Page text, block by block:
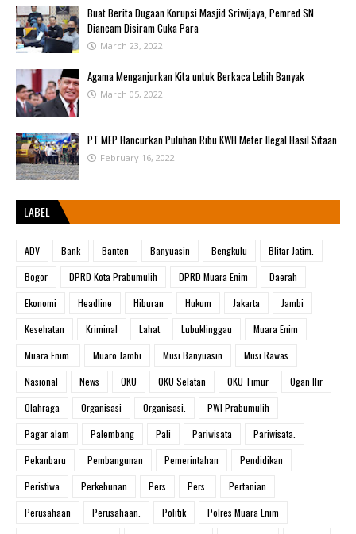
Buat Berita Dugaan Korupsi Masjid Sriwijaya, Pemred SN
Diancam Disiram Cuka Para
March 23, 2022
Agama Menganjurkan Kita untuk Berkaca Lebih Banyak
March 05, 2022
PT MEP Hancurkan Puluhan Ribu KWH Meter Ilegal Hasil Sitaan
February 16, 2022
LABEL
ADV Bank Banten Banyuasin Bengkulu
Blitar Jatim.
Bogor
DPRD Kota Prabumulih DPRD Muara Enim
Daerah
Ekonomi
Headline Hiburan Hukum Jakarta
Jambi
Kesehatan
Kriminal Lahat Lubuklinggau
Muara Enim
Muara Enim.
Muaro Jambi Musi Banyuasin
Musi Rawas
Nasional
News OKU OKU Selatan OKU Timur
Ogan Ilir
Olahraga
Organisasi Organisasi.
PWI Prabumulih
Pagar alam
Palembang Pali Pariwisata
Pariwisata.
Pekanbaru
Pembangunan Pemerintahan
Pendidikan
Peristiwa
Perkebunan Pers Pers.
Pertanian
Perusahaan
Perusahaan. Politik
Polres Muara Enim